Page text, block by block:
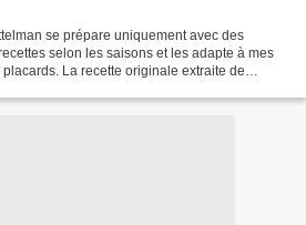
se prépare uniquement avec des
selon les saisons et les adapte à mes
La recette originale extraite de